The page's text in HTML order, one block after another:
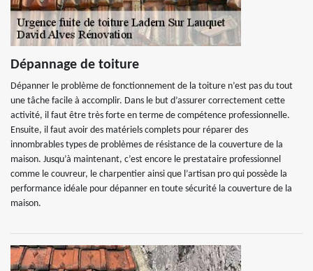
Dépannage de toiture
Dépanner le problème de fonctionnement de la toiture n’est pas du tout
une tâche facile à accomplir. Dans le but d’assurer correctement cette
activité, il faut être très forte en terme de compétence professionnelle.
Ensuite, il faut avoir des matériels complets pour réparer des
innombrables types de problèmes de résistance de la couverture de la
maison. Jusqu’à maintenant, c’est encore le prestataire professionnel
comme le couvreur, le charpentier ainsi que l’artisan pro qui possède la
performance idéale pour dépanner en toute sécurité la couverture de la
maison.